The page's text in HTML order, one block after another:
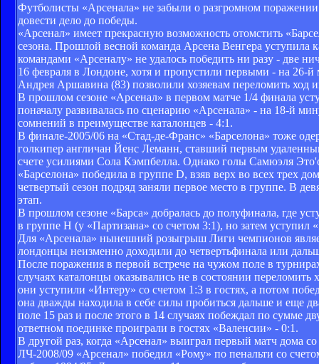
Футболисты «Арсенала» не забыли о разгромном
довести дело до победы.
«Арсенал» имеет прекрасную возможность отомстить
сезона. Прошлой весной команда Арсена Венгера уступила
командами «Арсеналу» не удалось победить ни разу - две
16 февраля в Лондоне, хотя и пропустили первыми - на
Андрея Аршавина (83) позволили хозяевам переломить ход
В прошлом сезоне «Арсенал» в первом матче 1/4 финала
поначалу развивалась по сценарию «Арсенала» - на 18-й
сомнений в преимуществе каталонцев - 4:1.
В финале-2005/06 на «Стад-де-Франс» «Барселона» тоже
голкипер англичан Йенс Леманн, ставший первым
счете усилиями Сола Кэмпбелла. Однако голы Самюэля
«Барселона» победила в группе D, взяв верх во всех трех
четвертый сезон подряд заняли первое место в группе. В
этап.
В прошлом сезоне «Барса» добралась до полуфинала, где
в группе Н (у «Партизана» со счетом 3:1), но затем уступил
Для «Арсенала» нынешний розыгрыш Лиги чемпионов
лондонцы неизменно доходили до четвертьфинала или
После поражения в первой встрече на чужом поле в
случаях каталонцы оказывались не в состоянии
они уступили «Интеру» со счетом 1:3 в гостях, а потом
она дважды находила в себе силы пробиться дальше и
поле 15 раз и после этого в 14 случаях побеждал по сумме
ответном поединке проиграли в гостях «Валенсии» - 0:1.
В другой раз, когда «Арсенал» выиграл первый матч дома
ЛЧ-2008/09 «Арсенал» победил «Рому» по пенальти со